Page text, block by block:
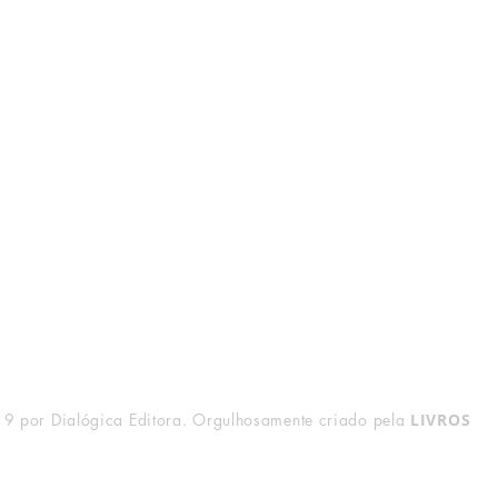
por Dialógica Editora. Orgulhosamente criado pela LIVROS